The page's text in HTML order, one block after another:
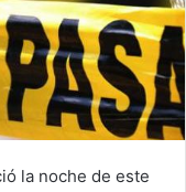
la noche de este